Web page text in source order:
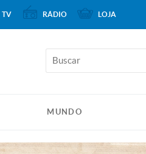
MUNDO
TV RÁDIO LOJA